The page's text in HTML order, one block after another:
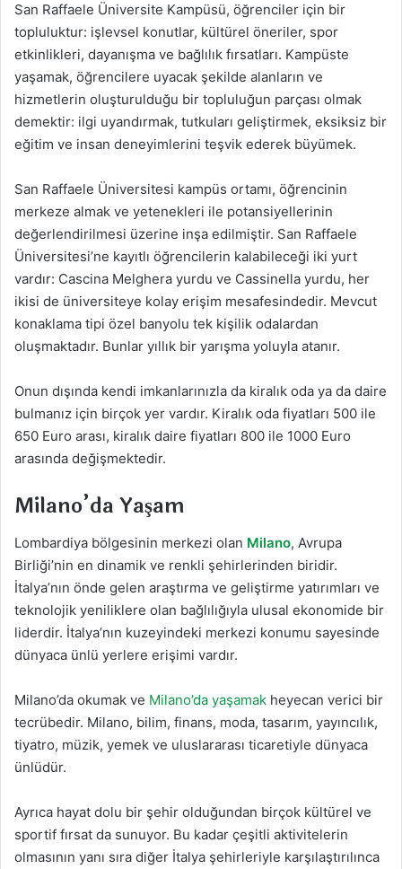
San Raffaele Üniversite Kampüsü, öğrenciler için bir
topluluktur: işlevsel konutlar, kültürel öneriler, spor
etkinlikleri, dayanışma ve bağlılık fırsatları. Kampüste
yaşamak, öğrencilere uyacak şekilde alanların ve
hizmetlerin oluşturulduğu bir topluluğun parçası olmak
demektir: ilgi uyandırmak, tutkuları geliştirmek, eksiksiz bir
eğitim ve insan deneyimlerini teşvik ederek büyümek.
San Raffaele Üniversitesi kampüs ortamı, öğrencinin
merkeze almak ve yetenekleri ile potansiyellerinin
değerlendirilmesi üzerine inşa edilmiştir. San Raffaele
Üniversitesi’ne kayıtlı öğrencilerin kalabileceği iki yurt
vardır: Cascina Melghera yurdu ve Cassinella yurdu, her
ikisi de üniversiteye kolay erişim mesafesindedir. Mevcut
konaklama tipi özel banyolu tek kişilik odalardan
oluşmaktadır. Bunlar yıllık bir yarışma yoluyla atanır.
Onun dışında kendi imkanlarınızla da kiralık oda ya da daire
bulmanız için birçok yer vardır. Kiralık oda fiyatları 500 ile
650 Euro arası, kiralık daire fiyatları 800 ile 1000 Euro
arasında değişmektedir.
Milano’da Yaşam
Lombardiya bölgesinin merkezi olan Milano, Avrupa
Birliği’nin en dinamik ve renkli şehirlerinden biridir.
İtalya’nın önde gelen araştırma ve geliştirme yatırımları ve
teknolojik yeniliklere olan bağlılığıyla ulusal ekonomide bir
liderdir. İtalya’nın kuzeyindeki merkezi konumu sayesinde
dünyaca ünlü yerlere erişimi vardır.
Milano’da okumak ve Milano’da yaşamak heyecan verici bir
tecrübedir. Milano, bilim, finans, moda, tasarım, yayıncılık,
tiyatro, müzik, yemek ve uluslararası ticaretiyle dünyaca
ünlüdür.
Ayrıca hayat dolu bir şehir olduğundan birçok kültürel ve
sportif fırsat da sunuyor. Bu kadar çeşitli aktivitelerin
olmasının yanı sıra diğer İtalya şehirleriyle karşılaştırılınca